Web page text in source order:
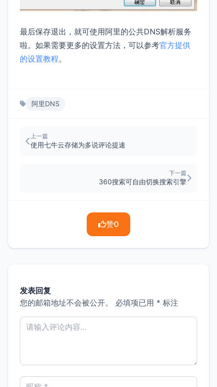
最后保存退出，就可使用阿里的公共DNS解析服务
啦。如果需要更多的设置方法，可以参考官方提供
的设置教程。
阿里DNS
上一篇
使用七牛云存储为多说评论提速
下一篇
360搜索可自由切换搜索引擎
赞0
发表回复
您的邮箱地址不会被公开。
必填项已用 * 标注